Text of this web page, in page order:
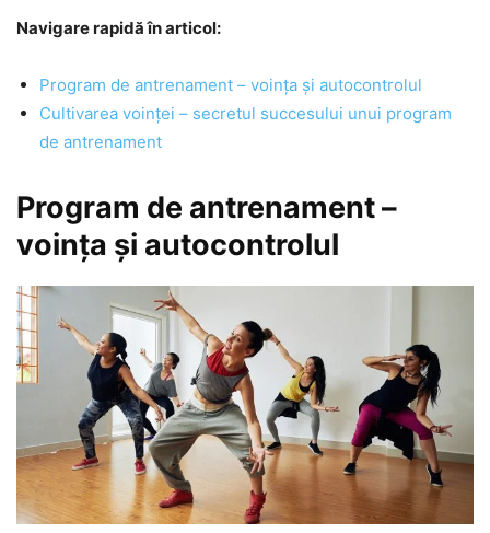
Navigare rapidă în articol:
Program de antrenament – voința și autocontrolul
Cultivarea voinței – secretul succesului unui program
de antrenament
Program de antrenament –
voința și autocontrolul